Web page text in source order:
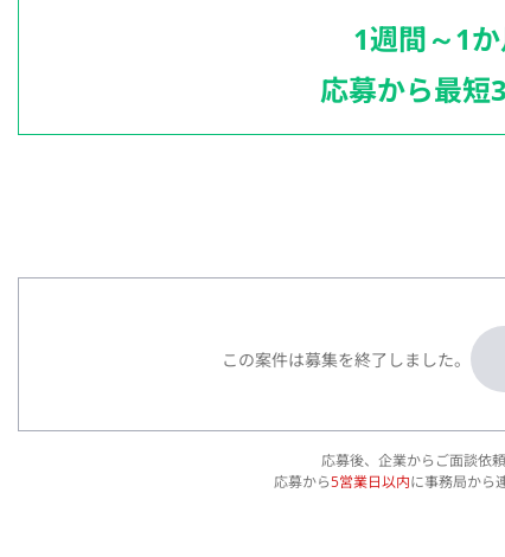
1週間～1
応募から最短
この案件は募集を終了しました。
応募後、企業からご面談依
応募から5営業日以内に事務局から